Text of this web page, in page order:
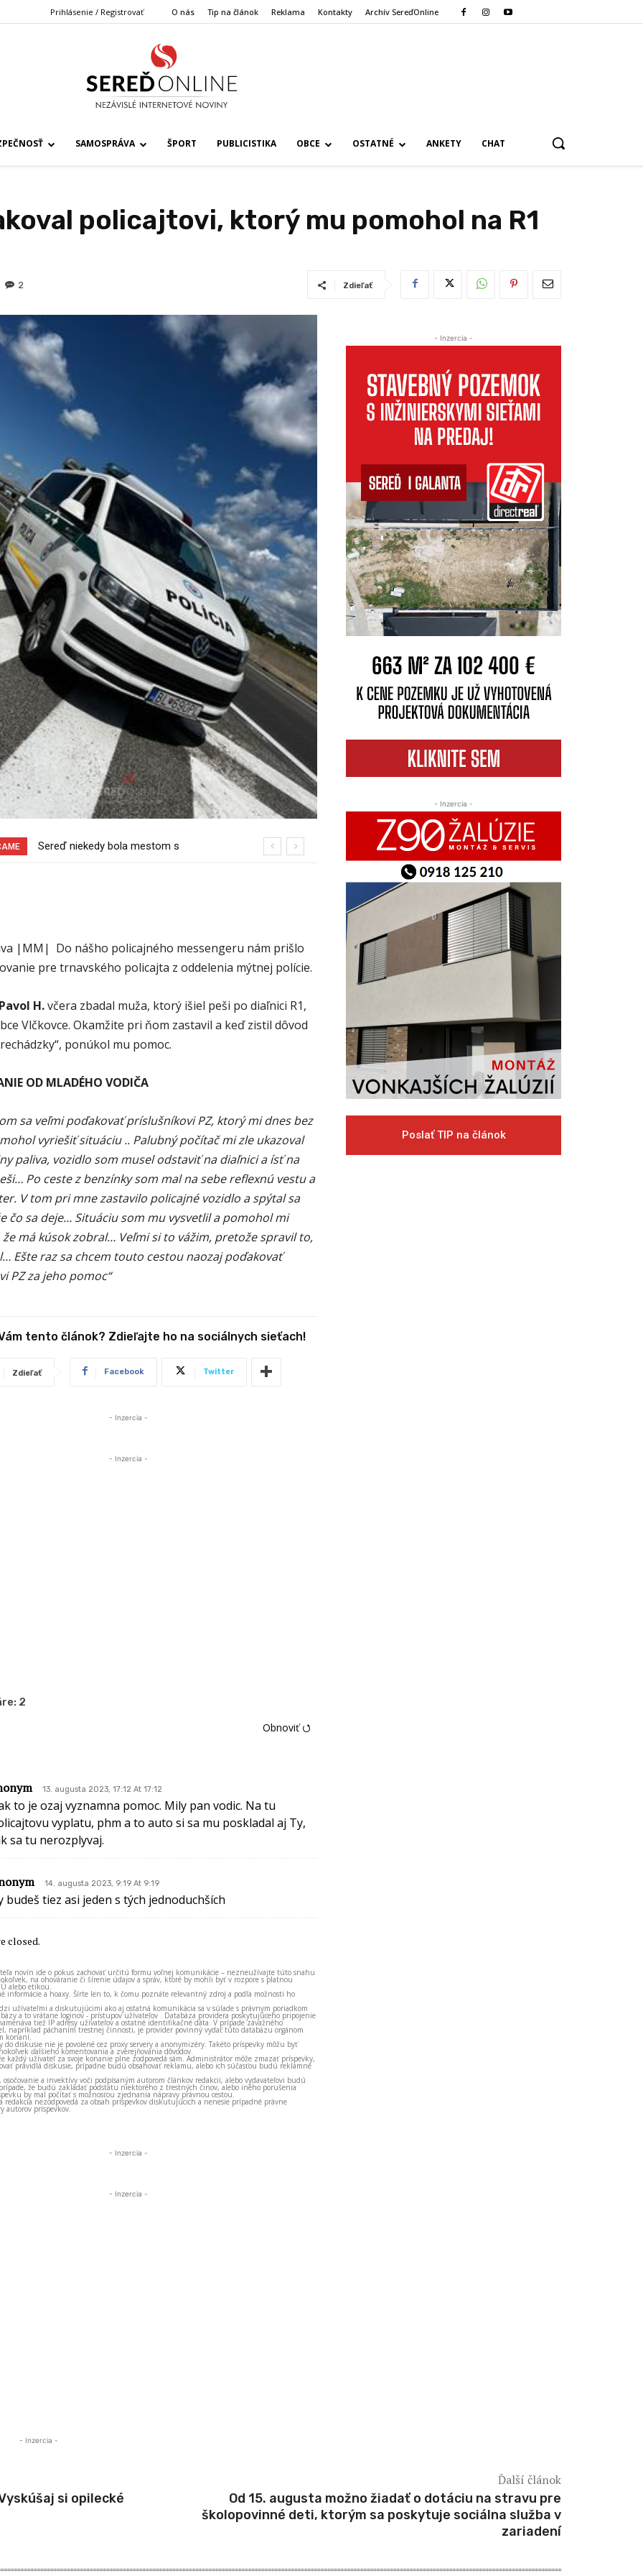
Prihlásenie / Registrovať O nás Tip na článok Reklama Kontakty Archív SereďOnline
SAMOSPRÁVA ŠPORT PUBLICISTIKA OBCE OSTATNÉ ANKETY CHAT
policajtovi, ktorý mu pomohol na R1
2 Zdieľať
Sereď niekedy bola mestom s
Pri venčení na Jesenského ulici mal
|MM| Do nášho policajného messengeru nám prišlo
pre trnavského policajta z oddelenia mýtnej polície.
H.včera zbadal muža, ktorý išiel peši po diaľnici R1,
Vlčkovce. Okamžite pri ňom zastavil a keď zistil dôvod
ponúkol mu pomoc.
OD MLADÉHO VODIČA
sa veľmi poďakovať príslušníkovi PZ, ktorý mi dnes bez
vyriešiť situáciu .. Palubný počítač mi zle ukazoval
paliva, vozidlo som musel odstaviť na diaľnici a ísť na
Po ceste z benzínky som mal na sebe reflexnú vestu a
V tom pri mne zastavilo policajné vozidlo a spýtal sa
čo sa deje… Situáciu som mu vysvetlil a pomohol mi
má kúsok zobral… Veľmi si to vážim, pretože spravil to,
Ešte raz sa chcem touto cestou naozaj poďakovať
PZ za jeho pomoc“
tento článok? Zdieľajte ho na sociálnych sieťach!
Zdieľať Facebook Twitter
- Inzercia -
- Inzercia -
2
Obnoviť ⭯
13. augusta 2023, 17:12 At 17:12
to je ozaj vyznamna pomoc. Mily pan vodic. Na tu
vyplatu, phm a to auto si sa mu poskladal aj Ty,
sa tu nerozplyvaj.
14. augusta 2023, 9:19 At 9:19
budeš tiez asi jeden s tých jednoduchších
closed.
novín ide o pokus zachovať určitú formu voľnej komunikácie – nezneužívajte túto snahu
na ohováranie či šírenie údajov a správ, ktoré by mohli byť v rozpore s platnou
alebo etikou.
informácie a hoaxy. Šírte len to, k čomu poznáte relevantný zdroj a podľa možnosti ho
užívateľmi a diskutujúcimi ako aj ostatná komunikácia sa v súlade s právnym poriadkom
a to vrátane loginov - prístupov užívateľov . Databáza providera poskytujúceho pripojenie
tiež IP adresy užívateľov a ostatné identifikačné dáta. V prípade závažného
napríklad páchaním trestnej činnosti, je provider povinný vydať túto databázu orgánom
konaní.
do diskusie nie je povolené cez proxy servery a anonymizéry. Takéto príspevky môžu byť
ďalšieho komentovania a zverejňovania dôvodov.
každý užívateľ za svoje konanie plne zodpovedá sám. Administrátor môže zmazať príspevky,
pravidlá diskusie, prípadne budú obsahovať reklamu, alebo ich súčasťou budú reklamné
a invektívy voči podpísaným autorom článkov redakcii, alebo vydavateľovi budú
že budú zakladať podstatu niektorého z trestných činov, alebo iného porušenia
by mal počítať s možnosťou zjednania nápravy právnou cestou.
redakcia nezodpovedá za obsah príspevkov diskutujúcich a nenesie prípadné právne
autorov príspevkov.
- Inzercia -
- Inzercia -
- Inzercia -
- Inzercia -
- Inzercia -
Poslať TIP na článok
si opilecké
Ďalší článok
Od 15. augusta možno žiadať o dotáciu na stravu pre
školopovinné deti, ktorým sa poskytuje sociálna služba v
zariadení